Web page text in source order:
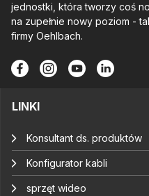
jednostki, która tworzy coś
na zupełnie nowy poziom -
firmy Oehlbach.
LINKI
Konsultant ds. produktów
Konfigurator kabli
sprzęt wideo